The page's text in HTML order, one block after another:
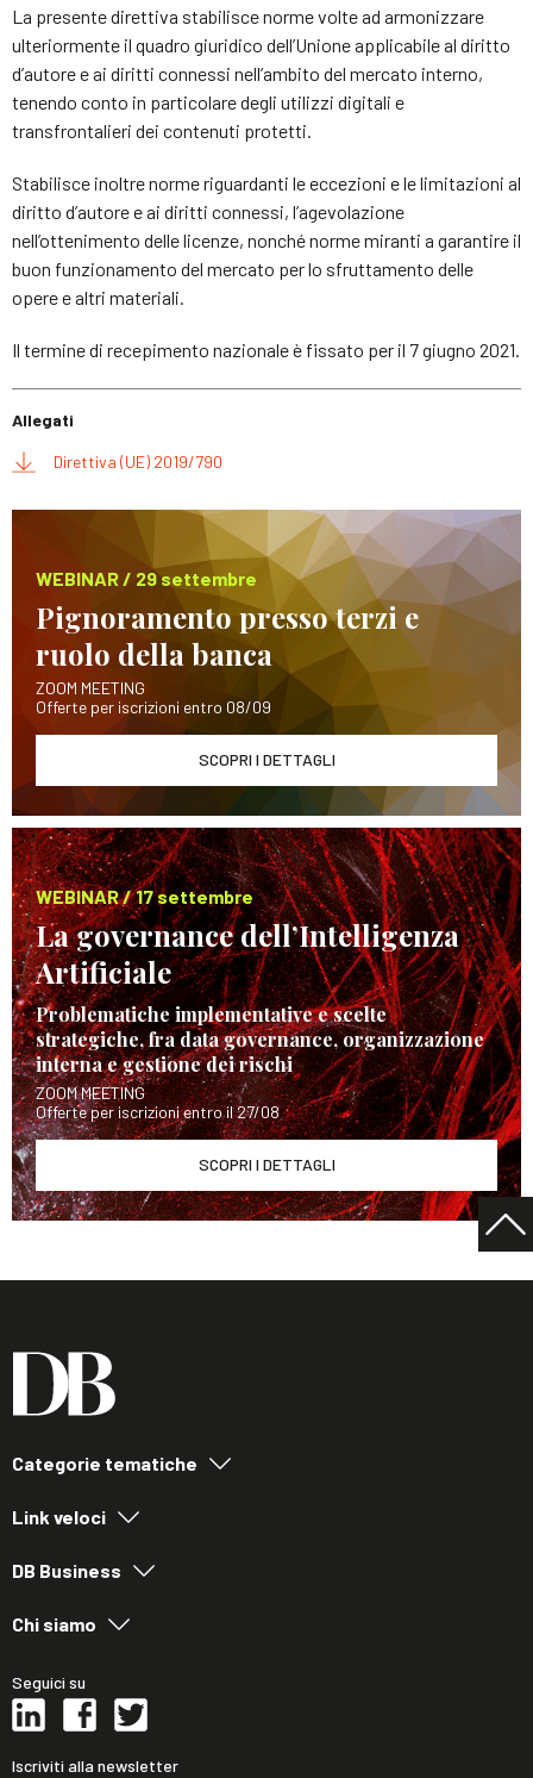
La presente direttiva stabilisce norme volte ad armonizzare
ulteriormente il quadro giuridico dell’Unione applicabile al diritto
d’autore e ai diritti connessi nell’ambito del mercato interno,
tenendo conto in particolare degli utilizzi digitali e
transfrontalieri dei contenuti protetti.
Stabilisce inoltre norme riguardanti le eccezioni e le limitazioni al
diritto d’autore e ai diritti connessi, l’agevolazione
nell’ottenimento delle licenze, nonché norme miranti a garantire il
buon funzionamento del mercato per lo sfruttamento delle
opere e altri materiali.
Il termine di recepimento nazionale è fissato per il 7 giugno 2021.
Allegati
Direttiva (UE) 2019/790
WEBINAR / 29 settembre
Pignoramento presso terzi e
ruolo della banca
ZOOM MEETING
Offerte per iscrizioni entro 08/09
SCOPRI I DETTAGLI
WEBINAR / 17 settembre
La governance dell’Intelligenza
Artificiale
Problematiche implementative e scelte
strategiche, fra data governance, organizzazione
interna e gestione dei rischi
ZOOM MEETING
Offerte per iscrizioni entro il 27/08
SCOPRI I DETTAGLI
Categorie tematiche
Link veloci
DB Business
Chi siamo
Seguici su
Iscriviti alla newsletter